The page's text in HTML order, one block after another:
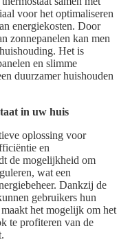
voor het optimaliseren
energiekosten. Door
zonnepanelen kan men
Het is
en slimme
duurzamer huishouden
in uw huis
oplossing voor
en
de mogelijkheid om
wat een
Dankzij de
gebruikers hun
het mogelijk om het
te profiteren van de